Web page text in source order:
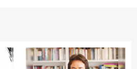
el
volumen.